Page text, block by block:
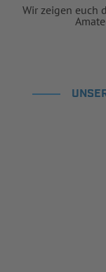
Wir zeigen euch